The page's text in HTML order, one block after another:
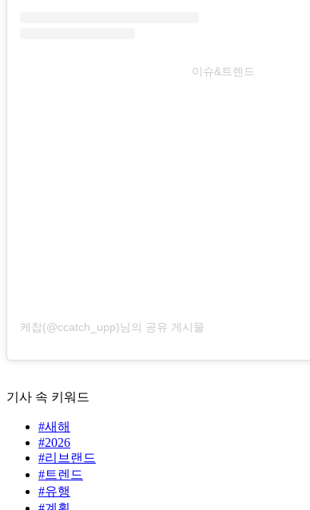
이슈&트렌드
케찹(@ccatch_upp)님의 공유 게시물
기사 속 키워드
#새해
#2026
#리브랜드
#트렌드
#유행